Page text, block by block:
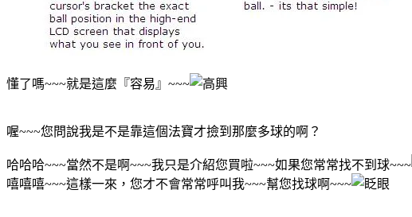
懂了嗎~~~就是這麼『容易』~~~
喔~~~您問說我是不是靠這個法寶才撿到那麼多球的啊？
哈哈哈~~~當然不是啊~~~我只是介紹您買啦~~~如果您常常找不到球~~~
嘻嘻嘻~~~這樣一來，您才不會常常呼叫我~~~幫您找球啊~~~